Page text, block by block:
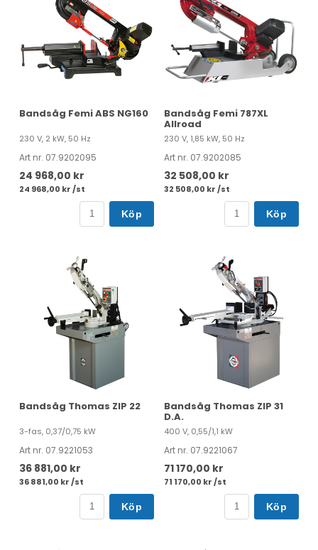
Bandsåg Femi ABS NG160
230 V, 2 kW, 50 Hz
Art nr. 07.9202095
24 968,00 kr
24 968,00 kr /st
Köp
Bandsåg Femi 787XL
Allroad
230 V, 1,85 kW, 50 Hz
Art nr. 07.9202085
32 508,00 kr
32 508,00 kr /st
Köp
Bandsåg Thomas ZIP 22
3-fas, 0,37/0,75 kW
Art nr. 07.9221053
36 881,00 kr
36 881,00 kr /st
Köp
Bandsåg Thomas ZIP 31
D.A.
400 V, 0,55/1,1 kW
Art nr. 07.9221067
71 170,00 kr
71 170,00 kr /st
Köp